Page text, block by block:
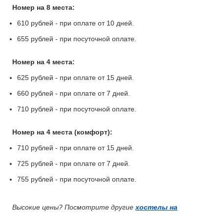
Номер на 8 места:
610 рублей - при оплате от 10 дней.
655 рублей - при посуточной оплате.
Номер на 4 места:
625 рублей - при оплате от 15 дней.
660 рублей - при оплате от 7 дней.
710 рублей - при посуточной оплате.
Номер на 4 места (комфорт):
710 рублей - при оплате от 15 дней.
725 рублей - при оплате от 7 дней.
755 рублей - при посуточной оплате.
Высокие цены? Посмотрите другиехостелы на